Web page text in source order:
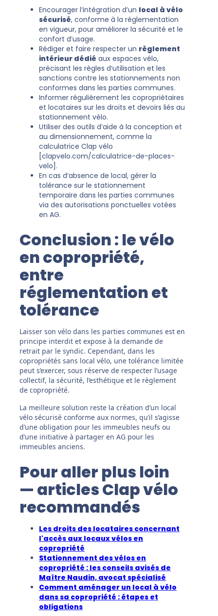
Encourager l’intégration d’un local à vélo
sécurisé, conforme à la réglementation
en vigueur, pour améliorer la sécurité et le
confort d’usage.
Rédiger et faire respecter un règlement
intérieur dédié aux espaces vélo,
précisant les règles d’utilisation et les
sanctions contre les stationnements non
conformes dans les parties communes.
Informer régulièrement les copropriétaires
et locataires sur les droits et devoirs liés au
stationnement vélo.
Utiliser des outils d’aide à la conception et
au dimensionnement, comme la
calculatrice Clap vélo
[clapvelo.com/calculatrice-de-places-
velo].
En cas d’absence de local, gérer la
tolérance sur le stationnement
temporaire dans les parties communes
via des autorisations ponctuelles votées
en AG.
Conclusion : le vélo
en copropriété,
entre
réglementation et
tolérance
Laisser son vélo dans les parties communes est en
principe interdit et expose à la demande de
retrait par le syndic. Cependant, dans les
copropriétés sans local vélo, une tolérance limitée
peut s’exercer, sous réserve de respecter l’usage
collectif, la sécurité, l’esthétique et le règlement
de copropriété.
La meilleure solution reste la création d’un local
vélo sécurisé conforme aux normes, qu’il s’agisse
d’une obligation pour les immeubles neufs ou
d’une initiative à partager en AG pour les
immeubles anciens.
Pour aller plus loin
— articles Clap vélo
recommandés
Les droits des locataires concernant
l'accès aux locaux vélos en
copropriété
Stationnement des vélos en
copropriété : les conseils avisés de
Maître Naudin, avocat spécialisé
Comment aménager un local à vélo
dans sa copropriété : étapes et
obligations